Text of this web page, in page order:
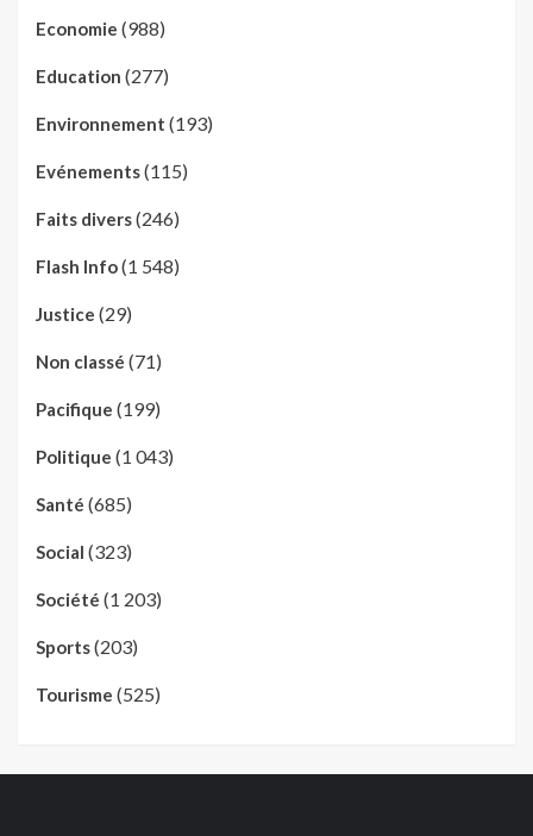
Economie (988)
Education (277)
Environnement (193)
Evénements(115)
Faits divers(246)
Flash Info(1 548)
Justice (29)
Non classé (71)
Pacifique (199)
Politique (1 043)
Santé (685)
Social (323)
Société (1 203)
Sports(203)
Tourisme (525)